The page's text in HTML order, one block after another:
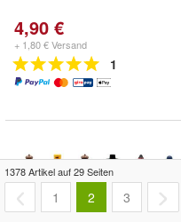
4,90 €
+ 1,80 € Versand
1
1378 Artikel auf 29 Seiten
1 2 3